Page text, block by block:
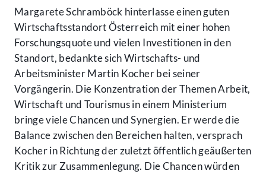
Margarete Schramböck hinterlasse einen guten
Wirtschaftsstandort Österreich mit einer hohen
Forschungsquote und vielen Investitionen in den
Standort, bedankte sich Wirtschafts- und
Arbeitsminister Martin Kocher bei seiner
Vorgängerin. Die Konzentration der Themen Arbeit,
Wirtschaft und Tourismus in einem Ministerium
bringe viele Chancen und Synergien. Er werde die
Balance zwischen den Bereichen halten, versprach
Kocher in Richtung der zuletzt öffentlich geäußerten
Kritik zur Zusammenlegung. Die Chancen würden